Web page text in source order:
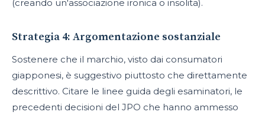
(creando un'associazione ironica o insolita).
Strategia 4: Argomentazione sostanziale
Sostenere che il marchio, visto dai consumatori
giapponesi, è suggestivo piuttosto che direttamente
descrittivo. Citare le linee guida degli esaminatori, le
precedenti decisioni del JPO che hanno ammesso